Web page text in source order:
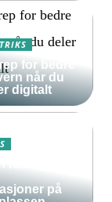
for bedre
når du
digitalt
forberede
på